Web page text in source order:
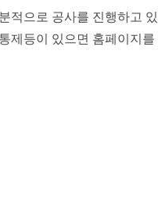
적으로 공사를 진행하고
제등이 있으면 홈페이지